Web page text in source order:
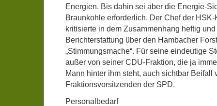
Energien. Bis dahin sei aber die Energie-
Braunkohle erforderlich. Der Chef der
kritisierte in dem Zusammenhang heftig
Berichterstattung über den Hambacher
„Stimmungsmache“. Für seine eindeutige
außer von seiner CDU-Fraktion, die ja
Mann hinter ihm steht, auch sichtbar Beifall
Fraktionsvorsitzenden der SPD.
Personalbedarf